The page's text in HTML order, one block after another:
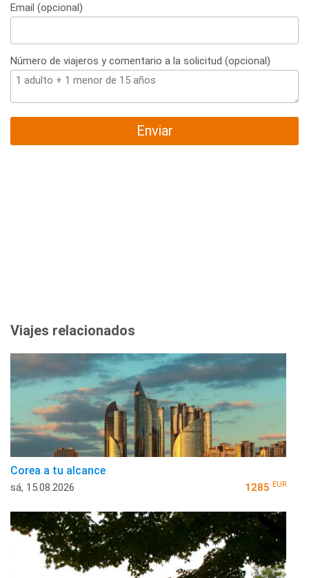
Email (opcional)
Número de viajeros y comentario a la solicitud (opcional)
Enviar
Viajes relacionados
Corea a tu alcance
sá, 15.08.2026 1285 EUR